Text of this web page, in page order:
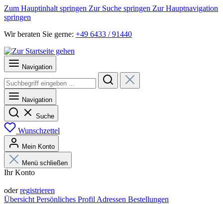
Zum Hauptinhalt springen Zur Suche springen Zur Hauptnavigation
springen
Wir beraten Sie gerne: +49 6433 / 91440
Navigation
Navigation
Suche
Wunschzettel
Mein Konto
Menü schließen
Ihr Konto
oderregistrieren
Übersicht Persönliches Profil Adressen Bestellungen